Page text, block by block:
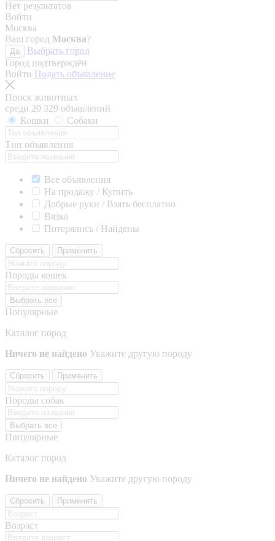
Нет результатов
Войти
Москва
Ваш город Москва?
Да
Выбрать город
Город подтверждён
Войти Подать объявление
Поиск животных
среди 20 329 объявлений
Кошки
Собаки
Тип объявления
Все объявления
На продажу / Купить
Добрые руки / Взять бесплатно
Вязка
Потерялись / Найдены
Сбросить Применить
Породы кошек
Выбрать все
Популярные
Каталог пород
Ничего не найдено Укажите другую породу
Сбросить Применить
Породы собак
Выбрать все
Популярные
Каталог пород
Ничего не найдено Укажите другую породу
Сбросить Применить
Возраст